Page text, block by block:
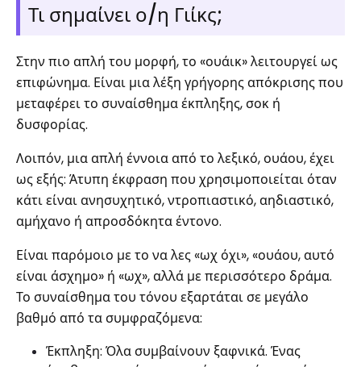
Τι σημαίνει ο/η Γιίκς;
Στην πιο απλή του μορφή, το «ουάικ» λειτουργεί ως
επιφώνημα. Είναι μια λέξη γρήγορης απόκρισης που
μεταφέρει το συναίσθημα έκπληξης, σοκ ή
δυσφορίας.
Λοιπόν, μια απλή έννοια από το λεξικό, ουάου, έχει
ως εξής: Άτυπη έκφραση που χρησιμοποιείται όταν
κάτι είναι ανησυχητικό, ντροπιαστικό, αηδιαστικό,
αμήχανο ή απροσδόκητα έντονο.
Είναι παρόμοιο με το να λες «ωχ όχι», «ουάου, αυτό
είναι άσχημο» ή «ωχ», αλλά με περισσότερο δράμα.
Το συναίσθημα του τόνου εξαρτάται σε μεγάλο
βαθμό από τα συμφραζόμενα:
Έκπληξη: Όλα συμβαίνουν ξαφνικά. Ένας